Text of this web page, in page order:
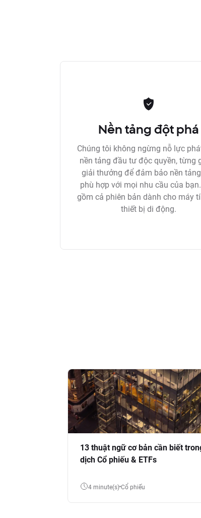
Nền tảng đột phá
Chúng tôi không ngừng nỗ lực
nền tảng đầu tư độc quyền, từng
giải thưởng để đảm bảo nền
phù hợp với mọi nhu cầu của
gồm cả phiên bản dành cho máy
thiết bị di động.
13 thuật ngữ cơ bản cần biết
dịch Cổ phiếu & ETFs
4 minute(s) Cổ phiếu